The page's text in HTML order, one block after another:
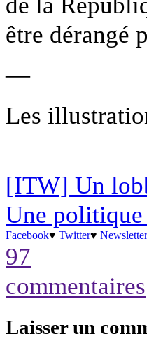
être dérangé
—
Les
[ITW] Un
Une
Facebook♥ Twitter♥ Newsletter
97
commentaires
Laisser un